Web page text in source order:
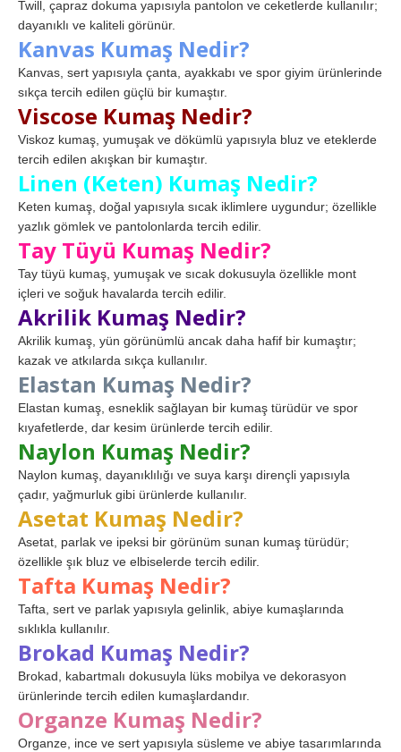
Twill, çapraz dokuma yapısıyla pantolon ve ceketlerde kullanılır;
dayanıklı ve kaliteli görünür.
Kanvas Kumaş Nedir?
Kanvas, sert yapısıyla çanta, ayakkabı ve spor giyim ürünlerinde
sıkça tercih edilen güçlü bir kumaştır.
Viscose Kumaş Nedir?
Viskoz kumaş, yumuşak ve dökümlü yapısıyla bluz ve eteklerde
tercih edilen akışkan bir kumaştır.
Linen (Keten) Kumaş Nedir?
Keten kumaş, doğal yapısıyla sıcak iklimlere uygundur; özellikle
yazlık gömlek ve pantolonlarda tercih edilir.
Tay Tüyü Kumaş Nedir?
Tay tüyü kumaş, yumuşak ve sıcak dokusuyla özellikle mont
içleri ve soğuk havalarda tercih edilir.
Akrilik Kumaş Nedir?
Akrilik kumaş, yün görünümlü ancak daha hafif bir kumaştır;
kazak ve atkılarda sıkça kullanılır.
Elastan Kumaş Nedir?
Elastan kumaş, esneklik sağlayan bir kumaş türüdür ve spor
kıyafetlerde, dar kesim ürünlerde tercih edilir.
Naylon Kumaş Nedir?
Naylon kumaş, dayanıklılığı ve suya karşı dirençli yapısıyla
çadır, yağmurluk gibi ürünlerde kullanılır.
Asetat Kumaş Nedir?
Asetat, parlak ve ipeksi bir görünüm sunan kumaş türüdür;
özellikle şık bluz ve elbiselerde tercih edilir.
Tafta Kumaş Nedir?
Tafta, sert ve parlak yapısıyla gelinlik, abiye kumaşlarında
sıklıkla kullanılır.
Brokad Kumaş Nedir?
Brokad, kabartmalı dokusuyla lüks mobilya ve dekorasyon
ürünlerinde tercih edilen kumaşlardandır.
Organze Kumaş Nedir?
Organze, ince ve sert yapısıyla süsleme ve abiye tasarımlarında